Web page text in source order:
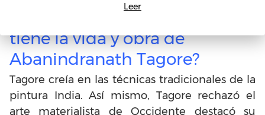
¿Cuál es la importancia que
tiene la vida y obra de
Abanindranath Tagore?
Tagore creía en las técnicas tradicionales de la
pintura India. Así mismo, Tagore rechazó el
arte materialista de Occidente destacó su
Leer